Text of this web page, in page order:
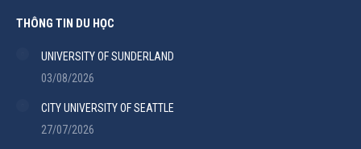
THÔNG TIN DU HỌC
UNIVERSITY OF SUNDERLAND
03/08/2026
CITY UNIVERSITY OF SEATTLE
27/07/2026